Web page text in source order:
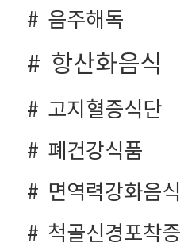
음주해독
항산화음식
고지혈증식단
폐건강식품
면역력강화음식
척골신경포착증